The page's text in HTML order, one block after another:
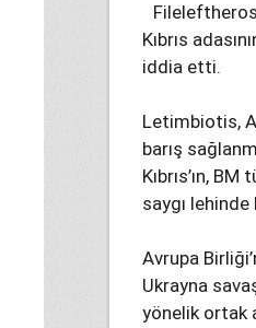
Kıbrıs
iddia etti.
Letimbiotis,
barış
Kıbrıs’ın,
saygı
Avrupa
Ukrayna
yönelik ortak